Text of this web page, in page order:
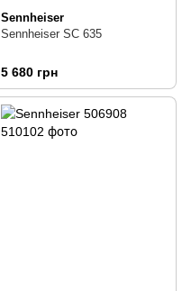
Sennheiser
Sennheiser SC 635
5 680 грн